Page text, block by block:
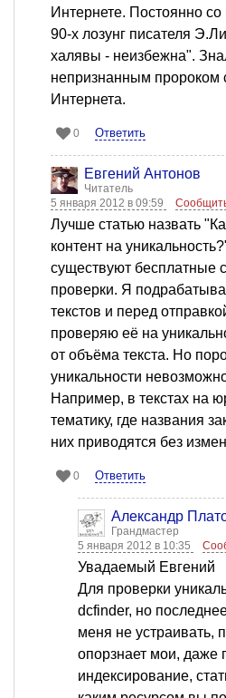
Интернете. Постоянно
90-х лозунг писателя
халявы - неизбежна".
непризнанным пророком
Интернета.
0 Ответить
Евгений Антонов
Читатель
5 января 2012 в 09:59
Лучше статью назвать
контент на
существуют бесплатные
проверки. Я
текстов и перед
проверяю её на
от объёма текста. Но
уникальности
Например, в текстах на
тематику, где названия
них приводятся без
0 Ответить
Александр
Грандмастер
5 января 2012 в 10:35
Увадаемый Евгений
Для проверки
dcfinder, но
меня не устраивать,
опорзнает мои,
индексирование,